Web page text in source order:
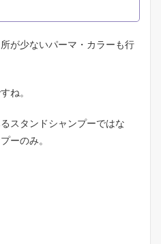
が少ないパーマ・カラーも行
ね。
スタンドシャンプーではな
ーのみ。